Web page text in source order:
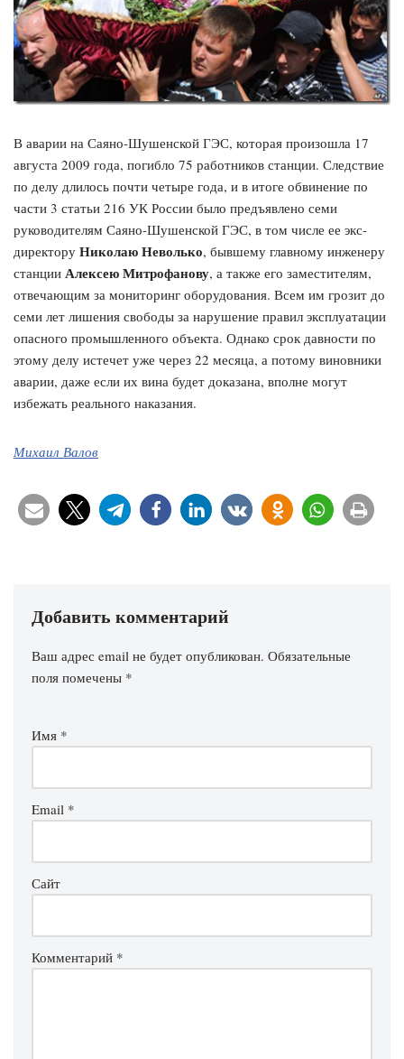
В аварии на Саяно-Шушенской ГЭС, которая произошла 17
августа 2009 года, погибло 75 работников станции. Следствие
по делу длилось почти четыре года, и в итоге обвинение по
части 3 статьи 216 УК России было предъявлено семи
руководителям Саяно-Шушенской ГЭС, в том числе ее экс-
директору Николаю Неволько, бывшему главному инженеру
станции Алексею Митрофанову, а также его заместителям,
отвечающим за мониторинг оборудования. Всем им грозит до
семи лет лишения свободы за нарушение правил эксплуатации
опасного промышленного объекта. Однако срок давности по
этому делу истечет уже через 22 месяца, а потому виновники
аварии, даже если их вина будет доказана, вполне могут
избежать реального наказания.
Михаил Валов
Добавить комментарий
Ваш адрес email не будет опубликован. Обязательные
поля помечены *
Имя *
Email *
Сайт
Комментарий *